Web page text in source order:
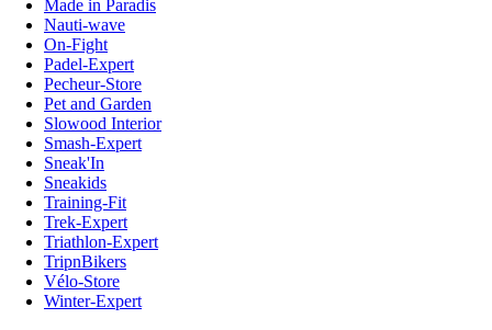
Made in Paradis
Nauti-wave
On-Fight
Padel-Expert
Pecheur-Store
Pet and Garden
Slowood Interior
Smash-Expert
Sneak'In
Sneakids
Training-Fit
Trek-Expert
Triathlon-Expert
TripnBikers
Vélo-Store
Winter-Expert